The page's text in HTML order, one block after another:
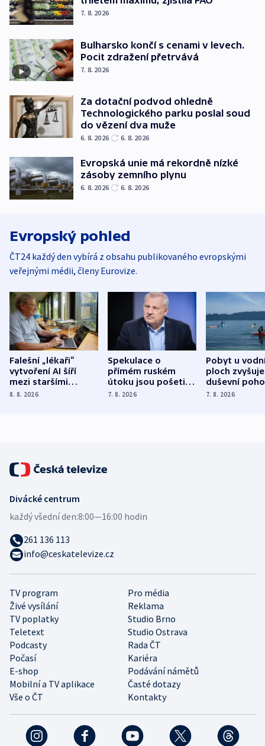
7. 8. 2026
Bulharsko končí s cenami v levech.
Pocit zdražení přetrvává
7. 8. 2026
Za dotační podvod ohledně
Technologického parku poslal soud
do vězení dva muže
6. 8. 2026 6. 8. 2026
Evropská unie má rekordně nízké
zásoby zemního plynu
6. 8. 2026 6. 8. 2026
Evropský pohled
ČT24 každý den vybírá z obsahu publikovaného evropskými
veřejnými médii, členy Eurovize.
Falešní „lékaři“
vytvoření AI šíří
mezi staršími
Poláky nebezpečné
8. 8. 2026
Spekulace o
přímém ruském
útoku jsou pošetilé,
míní estonský
7. 8. 2026
Pobyt u
ploch zvyšuje
duševní
ukázala
7. 8. 2026
TV program
Pro média
Živé vysílání
Reklama
TV poplatky
Studio Brno
Teletext
Studio Ostrava
Podcasty
Rada ČT
Počasí
Kariéra
E-shop
Podávání námětů
Mobilní a TV aplikace
Časté dotazy
Vše o ČT
Kontakty
Divácké centrum
každý všední den:8:00—16:00 hodin
261 136 113
info@ceskatelevize.cz